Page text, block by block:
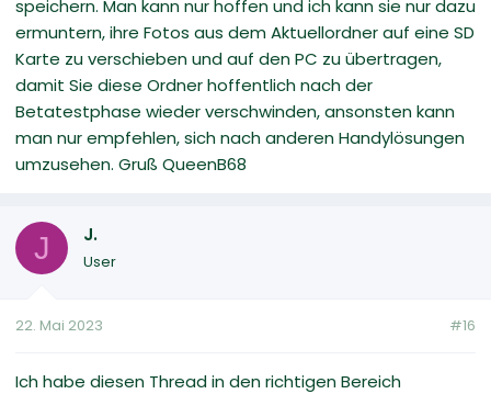
speichern. Man kann nur hoffen und ich kann sie nur dazu
ermuntern, ihre Fotos aus dem Aktuellordner auf eine SD
Karte zu verschieben und auf den PC zu übertragen,
damit Sie diese Ordner hoffentlich nach der
Betatestphase wieder verschwinden, ansonsten kann
man nur empfehlen, sich nach anderen Handylösungen
umzusehen. Gruß QueenB68
J J.
User
22. Mai 2023 #16
Ich habe diesen Thread in den richtigen Bereich